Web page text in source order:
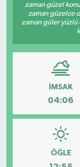
zaman güzel
zaman güzelce
zaman güler yüzlü
İMSAK
04:06
ÖĞLE